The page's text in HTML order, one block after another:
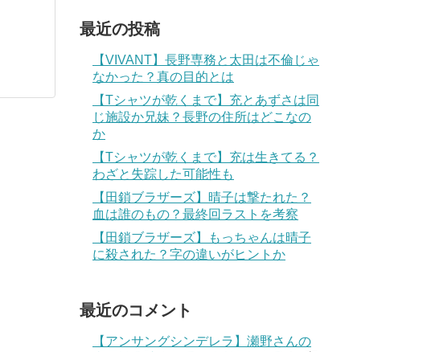
最近の投稿
【VIVANT】長野専務と太田は不倫じゃ
なかった？真の目的とは
【Tシャツが乾くまで】充とあずさは同
じ施設か兄妹？長野の住所はどこなの
か
【Tシャツが乾くまで】充は生きてる？
わざと失踪した可能性も
【田鎖ブラザーズ】晴子は撃たれた？
血は誰のもの？最終回ラストを考察
【田鎖ブラザーズ】もっちゃんは晴子
に殺された？字の違いがヒントか
最近のコメント
【アンサングシンデレラ】瀬野さんの